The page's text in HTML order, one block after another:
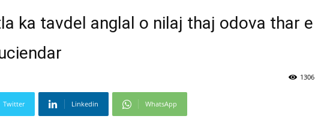
ka tavdel anglal o nilaj thaj odova thar e
1306
Twitter Linkedin WhatsApp